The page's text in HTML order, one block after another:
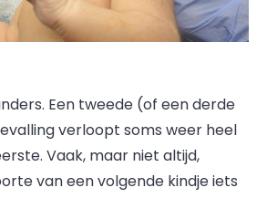
Een tweede (of een derde
verloopt soms weer heel
Vaak, maar niet altijd,
van een volgende kindje iets